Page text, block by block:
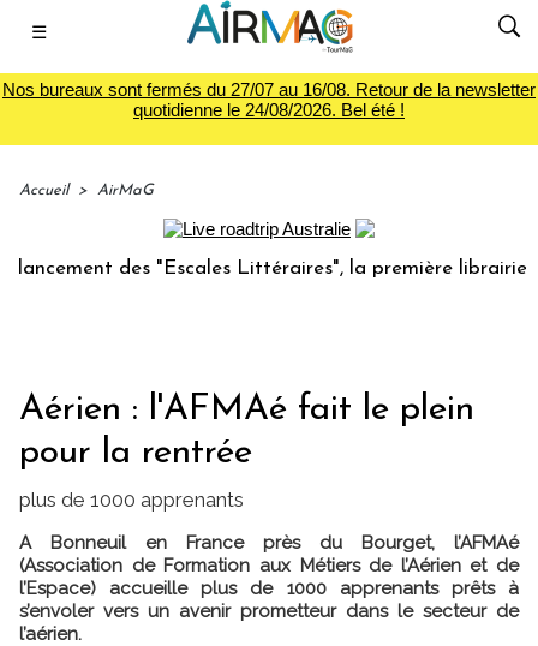
☰
Nos bureaux sont fermés du 27/07 au 16/08. Retour de la newsletter
quotidienne le 24/08/2026. Bel été !
Accueil > AirMaG
des "Escales Littéraires", la première librairie du
Aérien : l'AFMAé fait le plein
pour la rentrée
plus de 1000 apprenants
A Bonneuil en France près du Bourget, l’AFMAé
(Association de Formation aux Métiers de l’Aérien et de
l’Espace) accueille plus de 1000 apprenants prêts à
s’envoler vers un avenir prometteur dans le secteur de
l’aérien.